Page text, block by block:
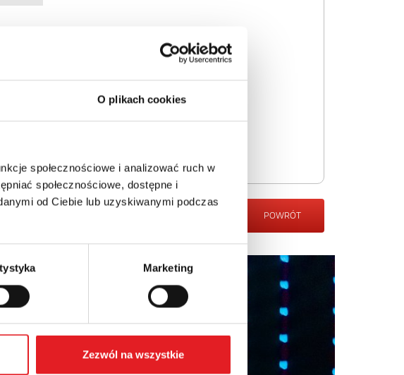
O plikach cookies
społecznościowe i analizować ruch w
społecznościowe, dostępne i
od Ciebie lub uzyskiwanymi podczas
Marketing
Zezwól na wszystkie
POWRÓT